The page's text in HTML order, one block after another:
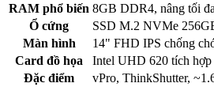
RAM phổ biến 8GB DDR4, nâng tối
Ổ cứng
SSD M.2 NVMe
Màn hình
14" FHD IPS chống
Card đồ họa
Intel UHD 620 tích hợp
Đặc điểm
vPro, ThinkShutter,